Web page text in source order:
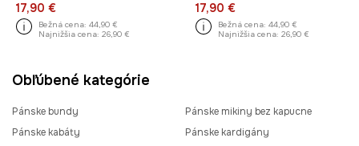
17,90 €
Bežná cena: 44,90 €
Najnižšia cena: 26,90 €
17,90 €
Bežná cena: 44,90 €
Najnižšia cena: 26,90 €
Obľúbené kategórie
Pánske bundy
Pánske kabáty
Pánske mikiny bez kapucne
Pánske kardigány